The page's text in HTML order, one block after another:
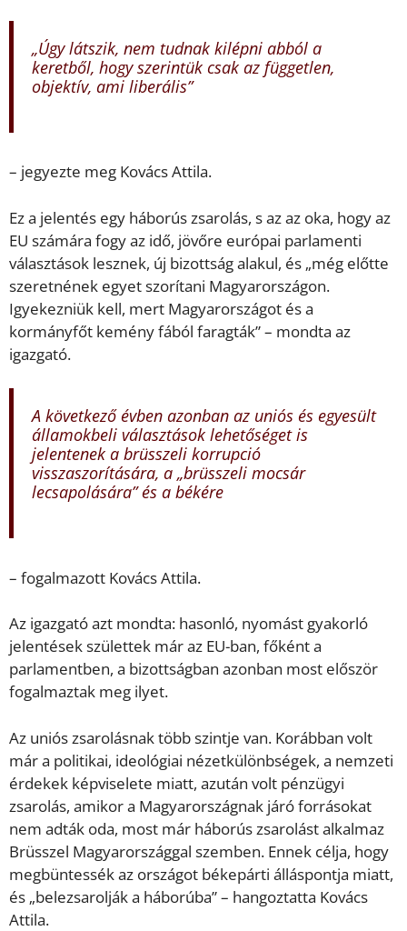
„Úgy látszik, nem tudnak kilépni abból a
keretből, hogy szerintük csak az független,
objektív, ami liberális”
– jegyezte meg Kovács Attila.
Ez a jelentés egy háborús zsarolás, s az az oka, hogy az
EU számára fogy az idő, jövőre európai parlamenti
választások lesznek, új bizottság alakul, és „még előtte
szeretnének egyet szorítani Magyarországon.
Igyekezniük kell, mert Magyarországot és a
kormányfőt kemény fából faragták” – mondta az
igazgató.
A következő évben azonban az uniós és egyesült
államokbeli választások lehetőséget is
jelentenek a brüsszeli korrupció
visszaszorítására, a „brüsszeli mocsár
lecsapolására” és a békére
– fogalmazott Kovács Attila.
Az igazgató azt mondta: hasonló, nyomást gyakorló
jelentések születtek már az EU-ban, főként a
parlamentben, a bizottságban azonban most először
fogalmaztak meg ilyet.
Az uniós zsarolásnak több szintje van. Korábban volt
már a politikai, ideológiai nézetkülönbségek, a nemzeti
érdekek képviselete miatt, azután volt pénzügyi
zsarolás, amikor a Magyarországnak járó forrásokat
nem adták oda, most már háborús zsarolást alkalmaz
Brüsszel Magyarországgal szemben. Ennek célja, hogy
megbüntessék az országot békepárti álláspontja miatt,
és „belezsarolják a háborúba” – hangoztatta Kovács
Attila.